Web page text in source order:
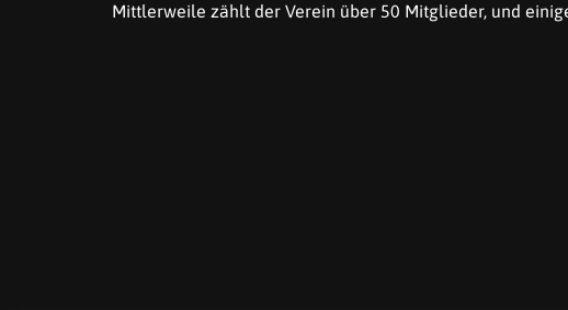
Mittlerweile zählt der Verein über 50 Mitglieder, und